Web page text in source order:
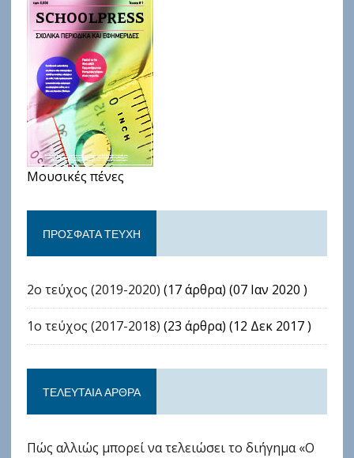
Μουσικές πένες
ΠΡΌΣΦΑΤΑ ΤΕΎΧΗ
2ο τεύχος (2019-2020) (17 άρθρα) (07 Ιαν 2020 )
1ο τεύχος (2017-2018) (23 άρθρα) (12 Δεκ 2017 )
ΤΕΛΕΥΤΑΊΑ ΆΡΘΡΑ
Πώς αλλιώς μπορεί να τελειώσει το διήγημα «Ο